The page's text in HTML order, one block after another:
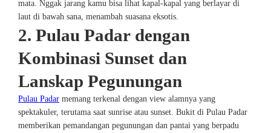
mata. Nggak jarang kamu bisa lihat kapal-kapal yang berlayar di
laut di bawah sana, menambah suasana eksotis.
2. Pulau Padar dengan
Kombinasi Sunset dan
Lanskap Pegunungan
Pulau Padar memang terkenal dengan view alamnya yang
spektakuler, terutama saat sunrise atau sunset. Bukit di Pulau Padar
memberikan pemandangan pegunungan dan pantai yang berpadu